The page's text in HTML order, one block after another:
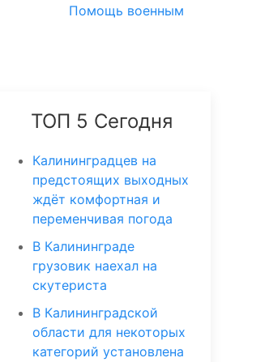
Помощь военным
ТОП 5 Сегодня
Калининградцев на
предстоящих выходных
ждёт комфортная и
переменчивая погода
В Калининграде
грузовик наехал на
скутериста
В Калининградской
области для некоторых
категорий установлена